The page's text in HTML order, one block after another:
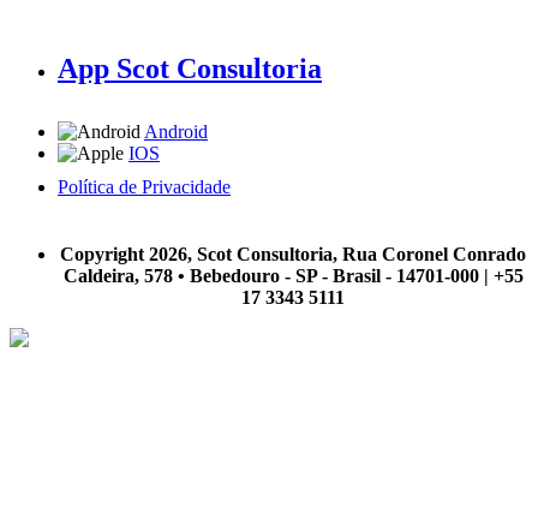
App Scot Consultoria
Android
IOS
Política de Privacidade
Copyright 2026, Scot Consultoria, Rua Coronel Conrado
Caldeira, 578 • Bebedouro - SP - Brasil - 14701-000 | +55
17 3343 5111